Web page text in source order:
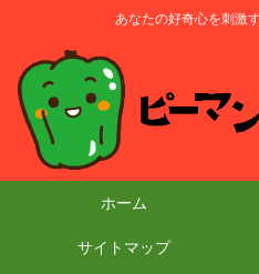
あなたの好奇心を刺激
ホーム
サイトマップ